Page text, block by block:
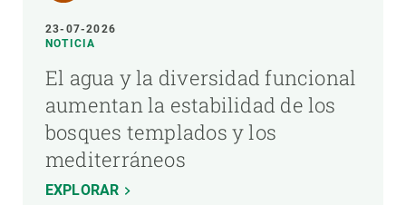
23-07-2026
NOTICIA
El agua y la diversidad funcional
aumentan la estabilidad de los
bosques templados y los
mediterráneos
EXPLORAR